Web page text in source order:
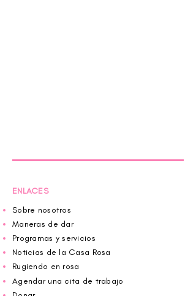
ENLACES
Sobre nosotros
Maneras de dar
Programas y servicios
Noticias de la Casa Rosa
Rugiendo en rosa
Agendar una cita de trabajo